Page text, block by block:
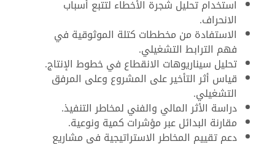
استخدام تحليل شجرة الأخطاء لتتبع أسباب
الانحراف.
الاستفادة من مخططات كتلة الموثوقية في
فهم الترابط التشغيلي.
تحليل سيناريوهات الانقطاع في خطوط الإنتاج.
قياس أثر التأخير على المشروع وعلى المرفق
التشغيلي.
دراسة الأثر المالي والفني لمخاطر التنفيذ.
مقارنة البدائل عبر مؤشرات كمية ونوعية.
دعم تقييم المخاطر الاستراتيجية في مشاريع